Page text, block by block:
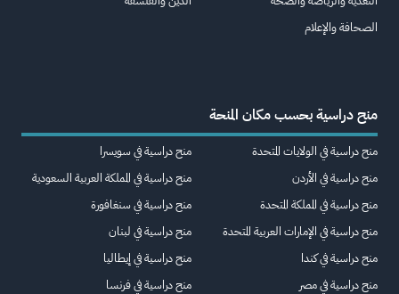
الصحافة والإعلام
منح دراسية بحسب مكان المنحة
منح دراسية في الولايات المتحدة
منح دراسية في الأردن
منح دراسية في المملكة المتحدة
منح دراسية في الإمارات العربية المتحدة
منح دراسية في كندا
منح دراسية في مصر
منح دراسية في سويسرا
منح دراسية في المملكة العربية السعودية
منح دراسية في سنغافورة
منح دراسية في لبنان
منح دراسية في إيطاليا
منح دراسية في فرنسا